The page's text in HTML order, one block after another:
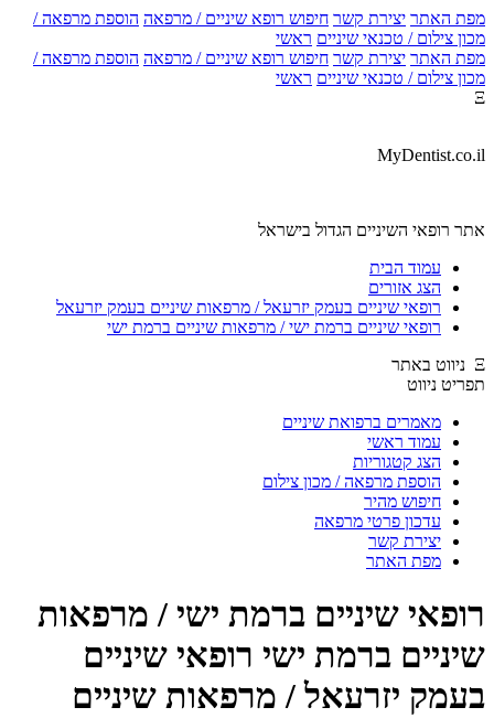
מפת האתר יצירת קשר חיפוש רופא שיניים / מרפאה הוספת מרפאה /
מכון צילום / טכנאי שיניים ראשי
מפת האתר יצירת קשר חיפוש רופא שיניים / מרפאה הוספת מרפאה /
מכון צילום / טכנאי שיניים ראשי
Ξ
MyDentist.co.il
אתר רופאי השיניים הגדול בישראל
עמוד הבית
הצג אזורים
רופאי שיניים בעמק יזרעאל / מרפאות שיניים בעמק יזרעאל
רופאי שיניים ברמת ישי / מרפאות שיניים ברמת ישי
Ξ ניווט באתר
תפריט ניווט
מאמרים ברפואת שיניים
עמוד ראשי
הצג קטגוריות
הוספת מרפאה / מכון צילום
חיפוש מהיר
עדכון פרטי מרפאה
יצירת קשר
מפת האתר
רופאי שיניים ברמת ישי / מרפאות
שיניים ברמת ישי רופאי שיניים
בעמק יזרעאל / מרפאות שיניים